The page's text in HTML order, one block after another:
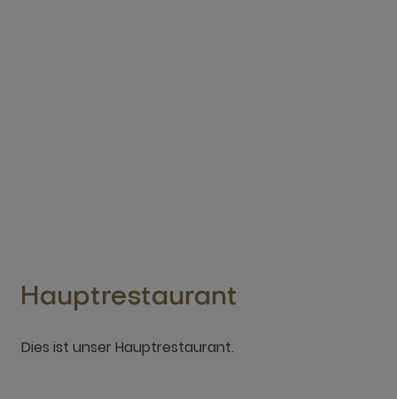
Hauptrestaurant
Dies ist unser Hauptrestaurant.